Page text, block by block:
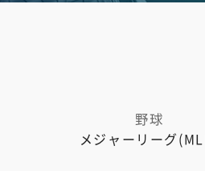
野球
メジャーリーグ